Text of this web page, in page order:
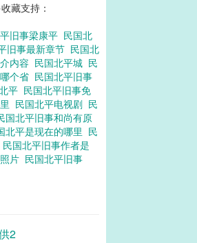
藏支持：
旧事梁康平 民国北
旧事最新章节 民国北
内容 民国北平城 民
个省 民国北平旧事
平 民国北平旧事免
民国北平电视剧 民
国北平旧事和尚有原
北平是现在的哪里 民
民国北平旧事作者是
片 民国北平旧事
2